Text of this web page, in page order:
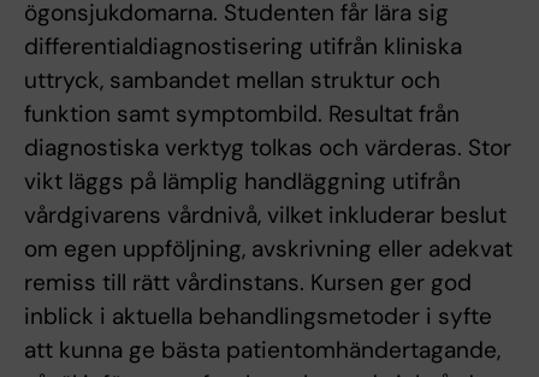
ögonsjukdomarna. Studenten får lära sig
differentialdiagnostisering utifrån kliniska
uttryck, sambandet mellan struktur och
funktion samt symptombild. Resultat från
diagnostiska verktyg tolkas och värderas. Stor
vikt läggs på lämplig handläggning utifrån
vårdgivarens vårdnivå, vilket inkluderar beslut
om egen uppföljning, avskrivning eller adekvat
remiss till rätt vårdinstans. Kursen ger god
inblick i aktuella behandlingsmetoder i syfte
att kunna ge bästa patientomhändertagande,